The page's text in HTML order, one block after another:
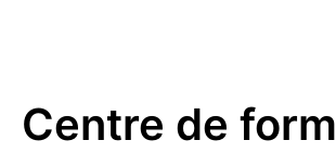
Centre de